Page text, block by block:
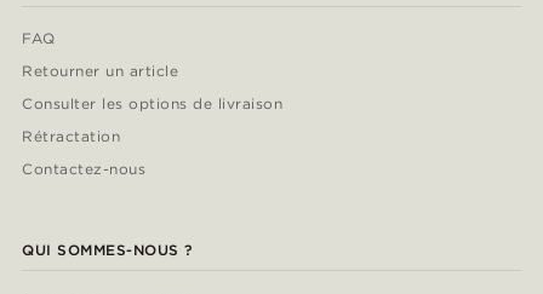
FAQ
Retourner un article
Consulter les options de livraison
Rétractation
Contactez-nous
QUI SOMMES-NOUS ?